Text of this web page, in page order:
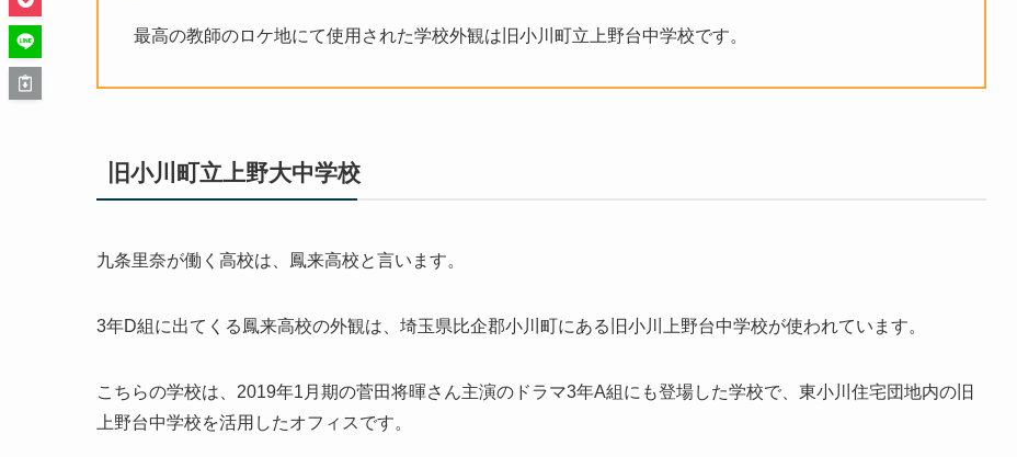
最高の教師のロケ地にて使用された学校外観は旧小川町立上野台中学校です。
旧小川町立上野大中学校
九条里奈が働く高校は、鳳来高校と言います。
3年D組に出てくる鳳来高校の外観は、埼玉県比企郡小川町にある旧小川上野台中学校が使われています。
こちらの学校は、2019年1月期の菅田将暉さん主演のドラマ3年A組にも登場した学校で、東小川住宅団地内の旧
上野台中学校を活用したオフィスです。